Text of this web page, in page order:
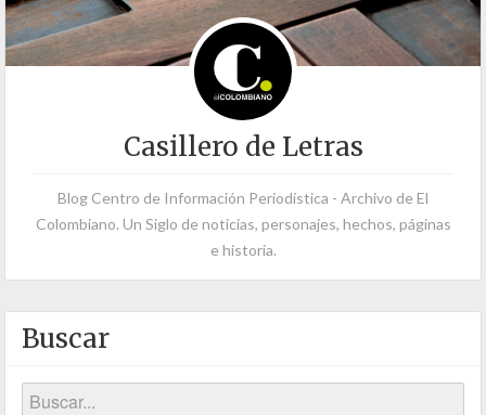
Casillero de Letras
Blog Centro de Información Periodística - Archivo de El
Colombiano. Un Siglo de noticias, personajes, hechos, páginas
e historia.
Buscar